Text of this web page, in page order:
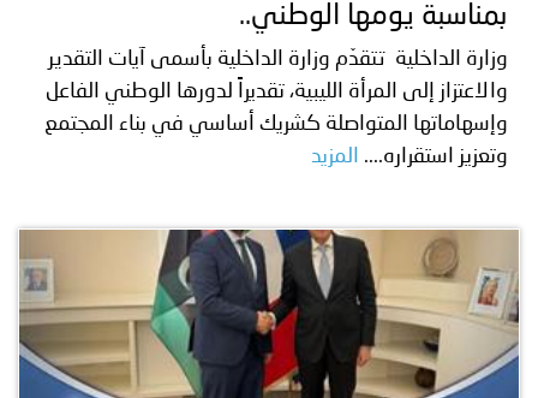
بمناسبة يومها الوطني..
وزارة الداخلية تتقدّم وزارة الداخلية بأسمى آيات التقدير
والاعتزاز إلى المرأة الليبية، تقديراً لدورها الوطني الفاعل
وإسهاماتها المتواصلة كشريك أساسي في بناء المجتمع
وتعزيز استقراره....
المزيد